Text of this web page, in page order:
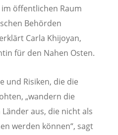
öffentlichen Raum
Behörden
Carla Khijoyan,
für den Nahen Osten.
und Risiken, die die
„wandern die
aus, die nicht als
werden können“, sagt